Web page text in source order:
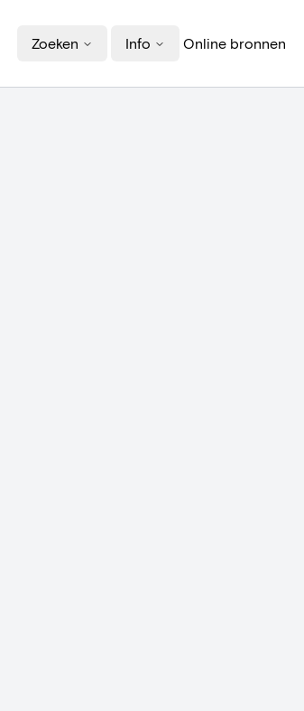
Zoeken Info Online bronnen